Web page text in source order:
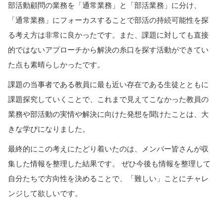
部活動顧問の業務を「通常業務」と「部活業務」に分け、
「通常業務」にフォーカスすることで部活の持続可能性を探
る考え方は非常に良かったです。また、課題に対しても直接
的ではないアプローチから解決の糸口を探す活動ができてい
た点も素晴らしかったです。
課題の当事者である教員に最も近い存在である生徒とともに
課題探究していくことで、これまで見えてこなかった教員の
業務や部活動の実情や解決に向けた発想を聞けたことは、大
きな学びになりました。
最終的にこの考えにたどり着いたのは、メンバー皆さんが収
集した情報を整理した結果です。 ぜひ今後も情報を整理して
自分たちで方向性を決めることで、「難しい」ことにチャレ
ンジして欲しいです。